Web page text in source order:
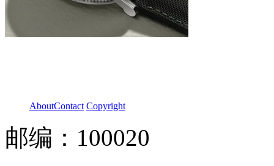
AboutContact Copyright
邮编：100020